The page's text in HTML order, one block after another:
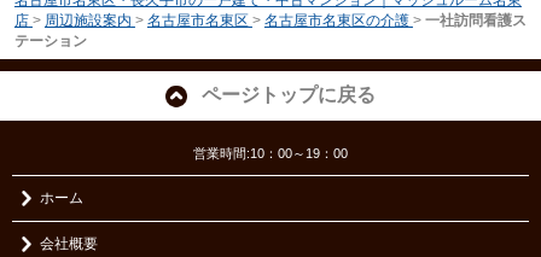
店 > 周辺施設案内 > 名古屋市名東区 > 名古屋市名東区の介護 > 一社訪問看護ス
テーション
ページトップに戻る
営業時間:10：00～19：00
ホーム
会社概要